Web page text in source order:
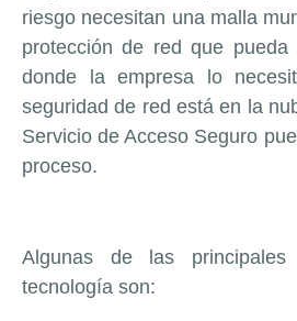
riesgo necesitan una malla
protección de red que pueda
donde la empresa lo
seguridad de red está en la
Servicio de Acceso Seguro
proceso.
Algunas de las
tecnología son: